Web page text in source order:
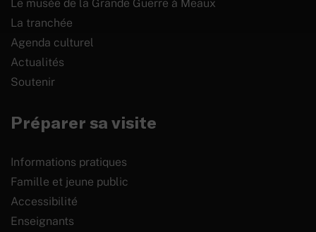
Le musée de la Grande Guerre à Meaux
La tranchée
Agenda culturel
Actualités
Soutenir
Préparer sa visite
Informations pratiques
Famille et jeune public
Accessibilité
Enseignants